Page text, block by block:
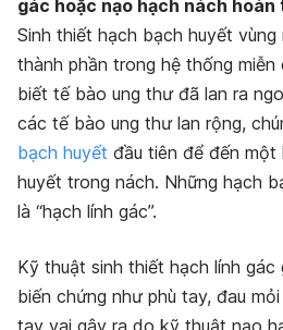
gác hoặc nạo hạch nách hoàn
Sinh thiết hạch bạch huyết
thành phần trong hệ thống
biết tế bào ung thư đã lan ra
các tế bào ung thư lan rộng,
bạch huyết đầu tiên để đến một
huyết trong nách. Những hạch
là “hạch lính gác”.
Kỹ thuật sinh thiết hạch lính
biến chứng như phù tay, đau